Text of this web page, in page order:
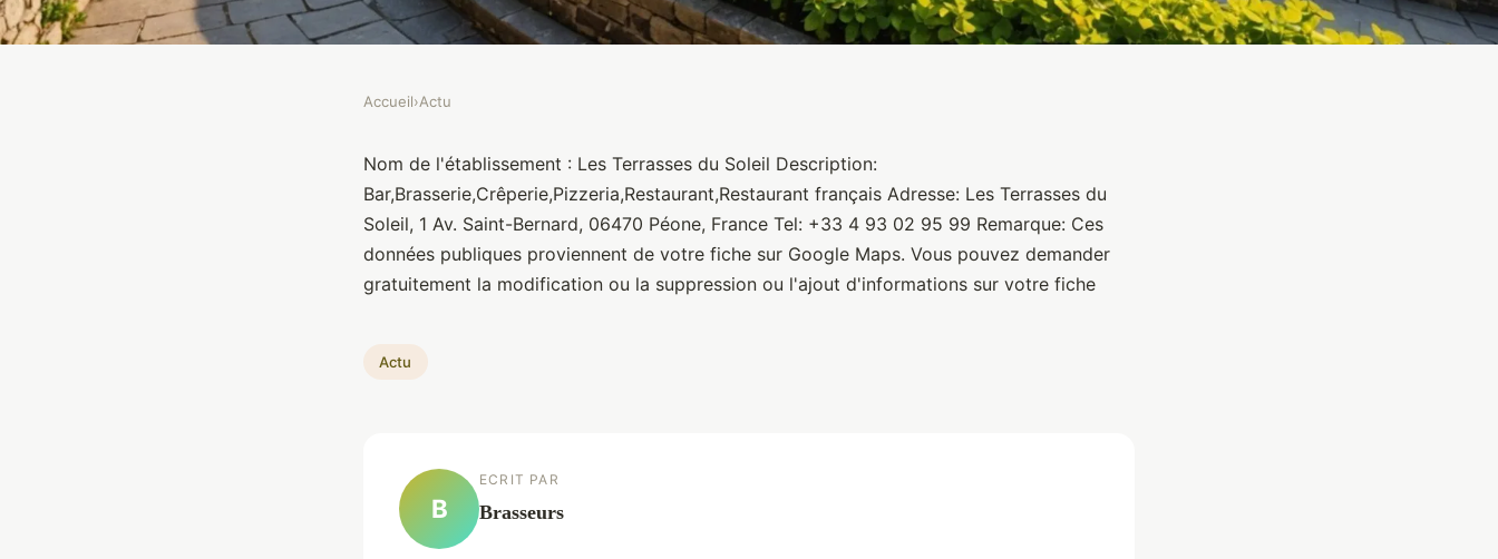
Les Terrasses du Soleil
Accueil›Actu
Nom de l'établissement : Les Terrasses du Soleil Description:
Bar,Brasserie,Crêperie,Pizzeria,Restaurant,Restaurant français Adresse: Les Terrasses du
Soleil, 1 Av. Saint-Bernard, 06470 Péone, France Tel: +33 4 93 02 95 99 Remarque: Ces
données publiques proviennent de votre fiche sur Google Maps. Vous pouvez demander
gratuitement la modification ou la suppression ou l'ajout d'informations sur votre fiche
Actu
B
ECRIT PAR
Brasseurs